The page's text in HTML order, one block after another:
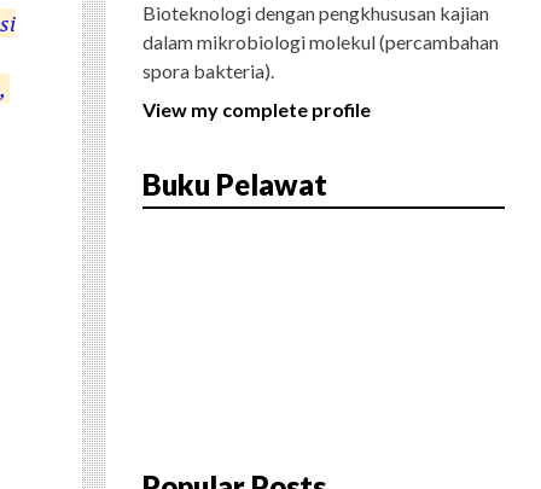
Bioteknologi dengan pengkhususan kajian
dalam mikrobiologi molekul (percambahan
spora bakteria).
View my complete profile
Buku Pelawat